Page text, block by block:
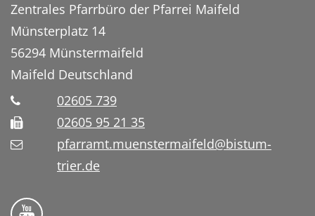
Zentrales Pfarrbüro der Pfarrei Maifeld
Münsterplatz 14
56294 Münstermaifeld
Maifeld Deutschland
02605 739
02605 95 21 35
pfarramt.muenstermaifeld@bistum-
trier.de
Folge uns auf YouTube